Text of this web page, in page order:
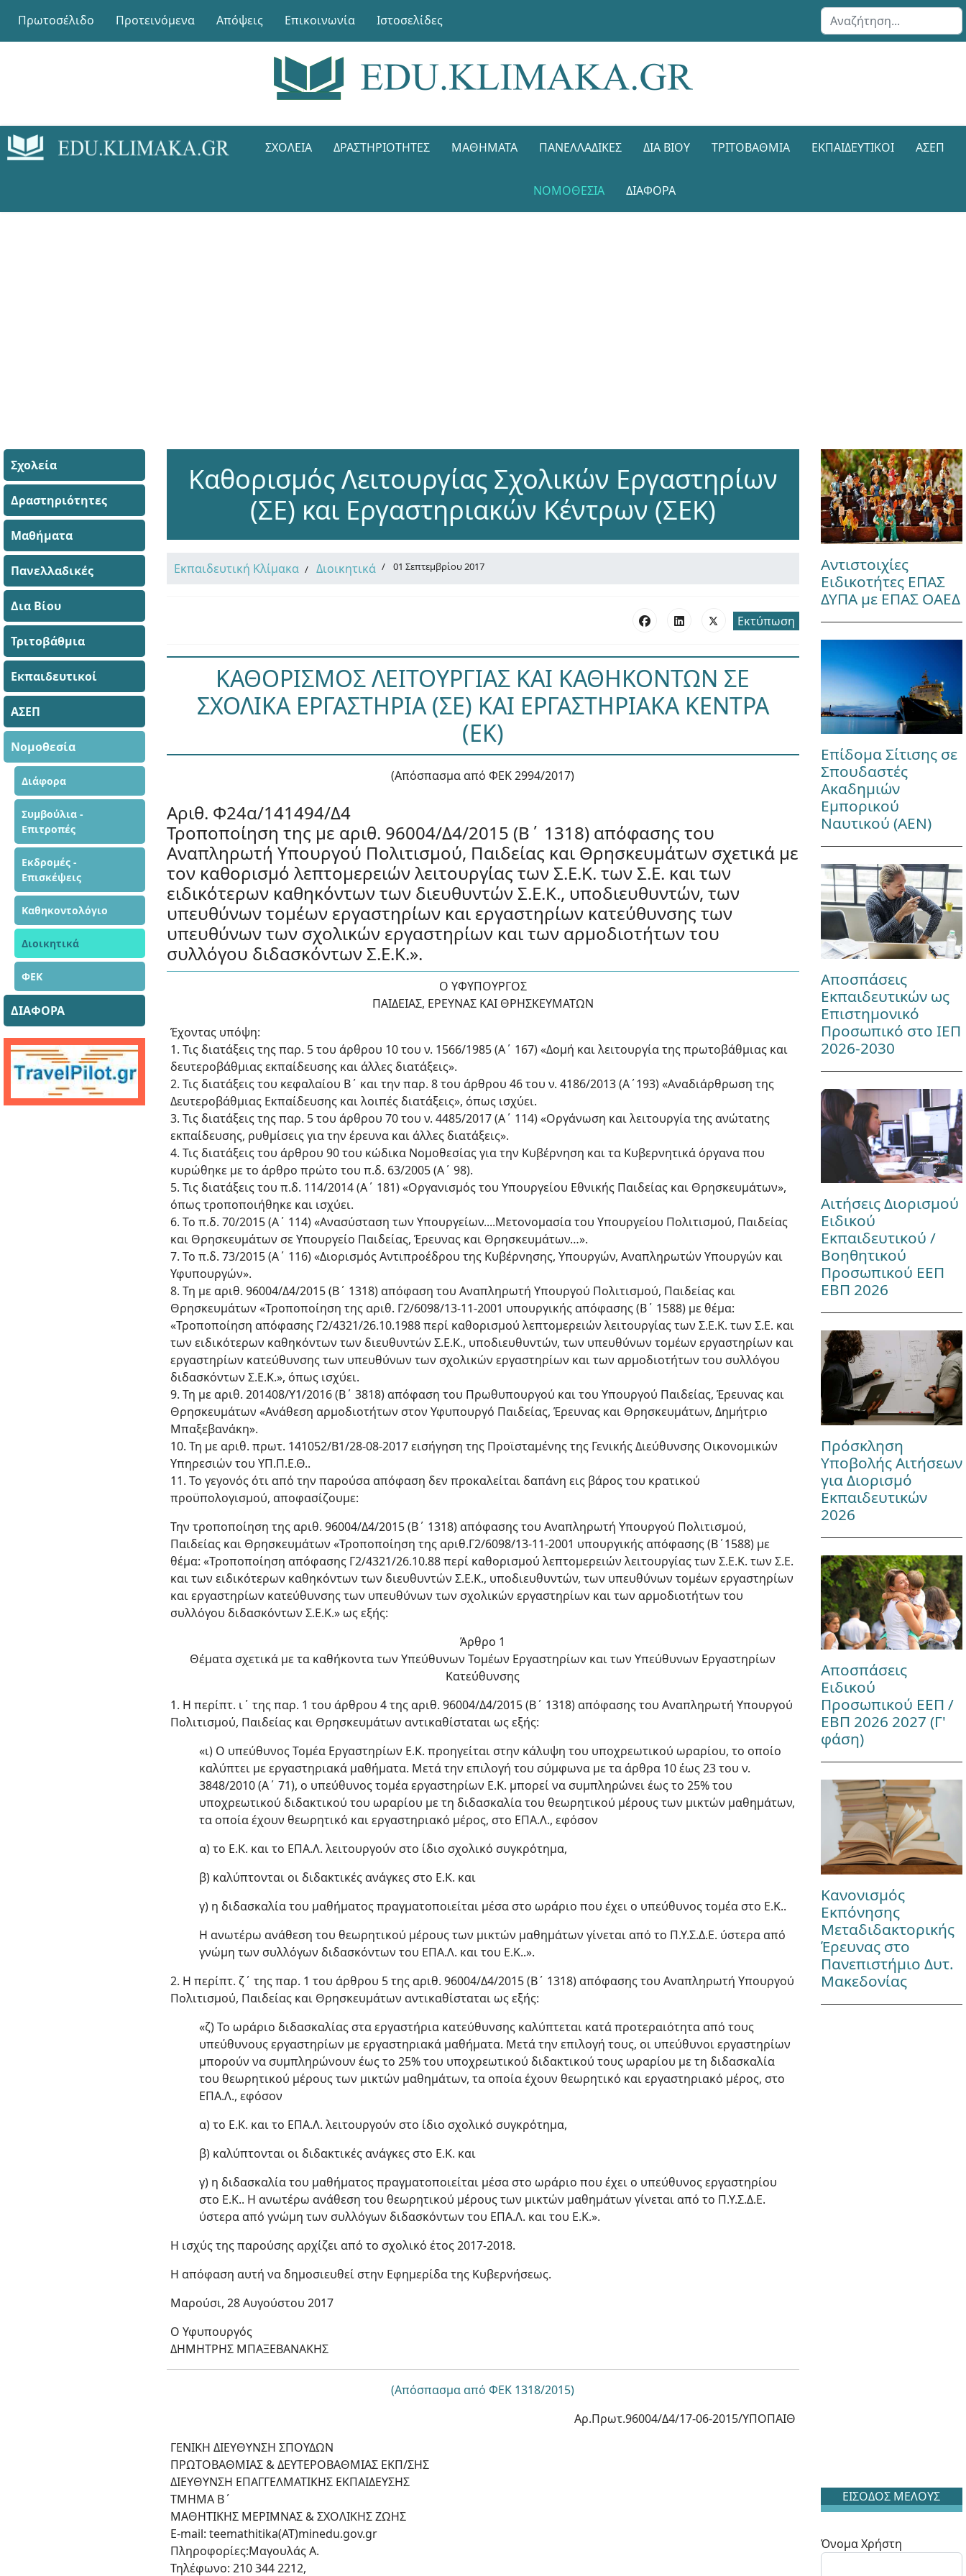
Πρωτοσέλιδο Προτεινόμενα Απόψεις Επικοινωνία Ιστοσελίδες Αναζήτηση...
ΣΧΟΛΕΊΑ ΔΡΑΣΤΗΡΙΌΤΗΤΕΣ ΜΑΘΉΜΑΤΑ ΠΑΝΕΛΛΑΔΙΚΈΣ ΔΙΑ ΒΊΟΥ ΤΡΙΤΟΒΆΘΜΙΑ ΕΚΠΑΙΔΕΥΤΙΚΟΊ ΑΣΕΠ
ΝΟΜΟΘΕΣΊΑ ΔΙΑΦΟΡΑ
Σχολεία
Δραστηριότητες
Μαθήματα
Πανελλαδικές
Δια Βίου
Τριτοβάθμια
Εκπαιδευτικοί
ΑΣΕΠ
Νομοθεσία
Διάφορα
Συμβούλια -
Επιτροπές
Εκδρομές -
Επισκέψεις
Καθηκοντολόγιο
Διοικητικά
ΦΕΚ
ΔΙΑΦΟΡΑ
Καθορισμός Λειτουργίας Σχολικών Εργαστηρίων
(ΣΕ) και Εργαστηριακών Κέντρων (ΣΕΚ)
Εκπαιδευτική Κλίμακα Διοικητικά 01 Σεπτεμβρίου 2017
Εκτύπωση
ΚΑΘΟΡΙΣΜΟΣ ΛΕΙΤΟΥΡΓΙΑΣ ΚΑΙ ΚΑΘΗΚΟΝΤΩΝ ΣΕ
ΣΧΟΛΙΚΑ ΕΡΓΑΣΤΗΡΙΑ (ΣΕ) ΚΑΙ ΕΡΓΑΣΤΗΡΙΑΚΑ ΚΕΝΤΡΑ
(ΕΚ)
(Απόσπασμα από ΦΕΚ 2994/2017)
Αριθ. Φ24α/141494/Δ4
Τροποποίηση της με αριθ. 96004/Δ4/2015 (Β΄ 1318) απόφασης του
Αναπληρωτή Υπουργού Πολιτισμού, Παιδείας και Θρησκευμάτων σχετικά με
τον καθορισμό λεπτομερειών λειτουργίας των Σ.Ε.Κ. των Σ.Ε. και των
ειδικότερων καθηκόντων των διευθυντών Σ.Ε.Κ., υποδιευθυντών, των
υπευθύνων τομέων εργαστηρίων και εργαστηρίων κατεύθυνσης των
υπευθύνων των σχολικών εργαστηρίων και των αρμοδιοτήτων του
συλλόγου διδασκόντων Σ.Ε.Κ.».
O ΥΦΥΠΟΥΡΓΟΣ
ΠΑΙΔΕΙΑΣ, ΕΡΕΥΝΑΣ ΚΑΙ ΘΡΗΣΚΕΥΜΑΤΩΝ
Έχοντας υπόψη:
1. Τις διατάξεις της παρ. 5 του άρθρου 10 του ν. 1566/1985 (Α΄ 167) «Δομή και λειτουργία της πρωτοβάθμιας και
δευτεροβάθμιας εκπαίδευσης και άλλες διατάξεις».
2. Τις διατάξεις του κεφαλαίου Β΄ και την παρ. 8 του άρθρου 46 του ν. 4186/2013 (Α΄193) «Αναδιάρθρωση της
Δευτεροβάθμιας Εκπαίδευσης και λοιπές διατάξεις», όπως ισχύει.
3. Τις διατάξεις της παρ. 5 του άρθρου 70 του ν. 4485/2017 (Α΄ 114) «Οργάνωση και λειτουργία της ανώτατης
εκπαίδευσης, ρυθμίσεις για την έρευνα και άλλες διατάξεις».
4. Τις διατάξεις του άρθρου 90 του κώδικα Νομοθεσίας για την Κυβέρνηση και τα Κυβερνητικά όργανα που
κυρώθηκε με το άρθρο πρώτο του π.δ. 63/2005 (Α΄ 98).
5. Τις διατάξεις του π.δ. 114/2014 (Α΄ 181) «Οργανισμός του Υπουργείου Εθνικής Παιδείας και Θρησκευμάτων»,
όπως τροποποιήθηκε και ισχύει.
6. Το π.δ. 70/2015 (Α΄ 114) «Ανασύσταση των Υπουργείων....Μετονομασία του Υπουργείου Πολιτισμού, Παιδείας
και Θρησκευμάτων σε Υπουργείο Παιδείας, Έρευνας και Θρησκευμάτων…».
7. Το π.δ. 73/2015 (Α΄ 116) «Διορισμός Αντιπροέδρου της Κυβέρνησης, Υπουργών, Αναπληρωτών Υπουργών και
Υφυπουργών».
8. Τη με αριθ. 96004/Δ4/2015 (Β΄ 1318) απόφαση του Αναπληρωτή Υπουργού Πολιτισμού, Παιδείας και
Θρησκευμάτων «Τροποποίηση της αριθ. Γ2/6098/13-11-2001 υπουργικής απόφασης (Β΄ 1588) με θέμα:
«Τροποποίηση απόφασης Γ2/4321/26.10.1988 περί καθορισμού λεπτομερειών λειτουργίας των Σ.Ε.Κ. των Σ.Ε. και
των ειδικότερων καθηκόντων των διευθυντών Σ.Ε.Κ., υποδιευθυντών, των υπευθύνων τομέων εργαστηρίων και
εργαστηρίων κατεύθυνσης των υπευθύνων των σχολικών εργαστηρίων και των αρμοδιοτήτων του συλλόγου
διδασκόντων Σ.Ε.Κ.», όπως ισχύει.
9. Τη με αριθ. 201408/Υ1/2016 (Β΄ 3818) απόφαση του Πρωθυπουργού και του Υπουργού Παιδείας, Έρευνας και
Θρησκευμάτων «Ανάθεση αρμοδιοτήτων στον Υφυπουργό Παιδείας, Έρευνας και Θρησκευμάτων, Δημήτριο
Μπαξεβανάκη».
10. Τη με αριθ. πρωτ. 141052/Β1/28-08-2017 εισήγηση της Προϊσταμένης της Γενικής Διεύθυνσης Οικονομικών
Υπηρεσιών του ΥΠ.Π.Ε.Θ..
11. Το γεγονός ότι από την παρούσα απόφαση δεν προκαλείται δαπάνη εις βάρος του κρατικού
προϋπολογισμού, αποφασίζουμε:
Την τροποποίηση της αριθ. 96004/Δ4/2015 (Β΄ 1318) απόφασης του Αναπληρωτή Υπουργού Πολιτισμού,
Παιδείας και Θρησκευμάτων «Τροποποίηση της αριθ.Γ2/6098/13-11-2001 υπουργικής απόφασης (Β΄1588) με
θέμα: «Τροποποίηση απόφασης Γ2/4321/26.10.88 περί καθορισμού λεπτομερειών λειτουργίας των Σ.Ε.Κ. των Σ.Ε.
και των ειδικότερων καθηκόντων των διευθυντών Σ.Ε.Κ., υποδιευθυντών, των υπευθύνων τομέων εργαστηρίων
και εργαστηρίων κατεύθυνσης των υπευθύνων των σχολικών εργαστηρίων και των αρμοδιοτήτων του
συλλόγου διδασκόντων Σ.Ε.Κ.» ως εξής:
Άρθρο 1
Θέματα σχετικά με τα καθήκοντα των Υπεύθυνων Τομέων Εργαστηρίων και των Υπεύθυνων Εργαστηρίων
Κατεύθυνσης
1. Η περίπτ. ι΄ της παρ. 1 του άρθρου 4 της αριθ. 96004/Δ4/2015 (Β΄ 1318) απόφασης του Αναπληρωτή Υπουργού
Πολιτισμού, Παιδείας και Θρησκευμάτων αντικαθίσταται ως εξής:
«ι) Ο υπεύθυνος Τομέα Εργαστηρίων Ε.Κ. προηγείται στην κάλυψη του υποχρεωτικού ωραρίου, το οποίο
καλύπτει με εργαστηριακά μαθήματα. Μετά την επιλογή του σύμφωνα με τα άρθρα 10 έως 23 του ν.
3848/2010 (Α΄ 71), ο υπεύθυνος τομέα εργαστηρίων Ε.Κ. μπορεί να συμπληρώνει έως το 25% του
υποχρεωτικού διδακτικού του ωραρίου με τη διδασκαλία του θεωρητικού μέρους των μικτών μαθημάτων,
τα οποία έχουν θεωρητικό και εργαστηριακό μέρος, στο ΕΠΑ.Λ., εφόσον
α) το Ε.Κ. και το ΕΠΑ.Λ. λειτουργούν στο ίδιο σχολικό συγκρότημα,
β) καλύπτονται οι διδακτικές ανάγκες στο Ε.Κ. και
γ) η διδασκαλία του μαθήματος πραγματοποιείται μέσα στο ωράριο που έχει ο υπεύθυνος τομέα στο Ε.Κ..
Η ανωτέρω ανάθεση του θεωρητικού μέρους των μικτών μαθημάτων γίνεται από το Π.Υ.Σ.Δ.Ε. ύστερα από
γνώμη των συλλόγων διδασκόντων του ΕΠΑ.Λ. και του Ε.Κ..».
2. Η περίπτ. ζ΄ της παρ. 1 του άρθρου 5 της αριθ. 96004/Δ4/2015 (Β΄ 1318) απόφασης του Αναπληρωτή Υπουργού
Πολιτισμού, Παιδείας και Θρησκευμάτων αντικαθίσταται ως εξής:
«ζ) Το ωράριο διδασκαλίας στα εργαστήρια κατεύθυνσης καλύπτεται κατά προτεραιότητα από τους
υπεύθυνους εργαστηρίων με εργαστηριακά μαθήματα. Μετά την επιλογή τους, οι υπεύθυνοι εργαστηρίων
μπορούν να συμπληρώνουν έως το 25% του υποχρεωτικού διδακτικού τους ωραρίου με τη διδασκαλία
του θεωρητικού μέρους των μικτών μαθημάτων, τα οποία έχουν θεωρητικό και εργαστηριακό μέρος, στο
ΕΠΑ.Λ., εφόσον
α) το Ε.Κ. και το ΕΠΑ.Λ. λειτουργούν στο ίδιο σχολικό συγκρότημα,
β) καλύπτονται οι διδακτικές ανάγκες στο Ε.Κ. και
γ) η διδασκαλία του μαθήματος πραγματοποιείται μέσα στο ωράριο που έχει ο υπεύθυνος εργαστηρίου
στο Ε.Κ.. Η ανωτέρω ανάθεση του θεωρητικού μέρους των μικτών μαθημάτων γίνεται από το Π.Υ.Σ.Δ.Ε.
ύστερα από γνώμη των συλλόγων διδασκόντων του ΕΠΑ.Λ. και του Ε.Κ.».
Η ισχύς της παρούσης αρχίζει από το σχολικό έτος 2017-2018.
Η απόφαση αυτή να δημοσιευθεί στην Εφημερίδα της Κυβερνήσεως.
Μαρούσι, 28 Αυγούστου 2017
Ο Υφυπουργός
ΔΗΜΗΤΡΗΣ ΜΠΑΞΕΒΑΝΑΚΗΣ
(Απόσπασμα από ΦΕΚ 1318/2015)
Αρ.Πρωτ.96004/Δ4/17-06-2015/ΥΠΟΠΑΙΘ
ΓΕΝΙΚΗ ΔΙΕΥΘΥΝΣΗ ΣΠΟΥΔΩΝ
ΠΡΩΤΟΒΑΘΜΙΑΣ & ΔΕΥΤΕΡΟΒΑΘΜΙΑΣ ΕΚΠ/ΣΗΣ
ΔΙΕΥΘΥΝΣΗ ΕΠΑΓΓΕΛΜΑΤΙΚΗΣ ΕΚΠΑΙΔΕΥΣΗΣ
ΤΜΗΜΑ B΄
ΜΑΘΗΤΙΚΗΣ ΜΕΡΙΜΝΑΣ & ΣΧΟΛΙΚΗΣ ΖΩΗΣ
E-mail: teemathitika(ΑΤ)minedu.gov.gr
Πληροφορίες:Μαγουλάς Α.
Τηλέφωνο: 210 344 2212,
Αντιστοιχίες
Ειδικοτήτες ΕΠΑΣ
ΔΥΠΑ με ΕΠΑΣ ΟΑΕΔ
Επίδομα Σίτισης σε
Σπουδαστές
Ακαδημιών
Εμπορικού
Ναυτικού (ΑΕΝ)
Αποσπάσεις
Εκπαιδευτικών ως
Επιστημονικό
Προσωπικό στο ΙΕΠ
2026-2030
Αιτήσεις Διορισμού
Ειδικού
Εκπαιδευτικού /
Βοηθητικού
Προσωπικού ΕΕΠ
ΕΒΠ 2026
Πρόσκληση
Υποβολής Αιτήσεων
για Διορισμό
Εκπαιδευτικών
2026
Αποσπάσεις
Ειδικού
Προσωπικού ΕΕΠ /
ΕΒΠ 2026 2027 (Γ'
φάση)
Κανονισμός
Εκπόνησης
Μεταδιδακτορικής
Έρευνας στο
Πανεπιστήμιο Δυτ.
Μακεδονίας
ΕΙΣΟΔΟΣ ΜΕΛΟΥΣ
Όνομα Χρήστη